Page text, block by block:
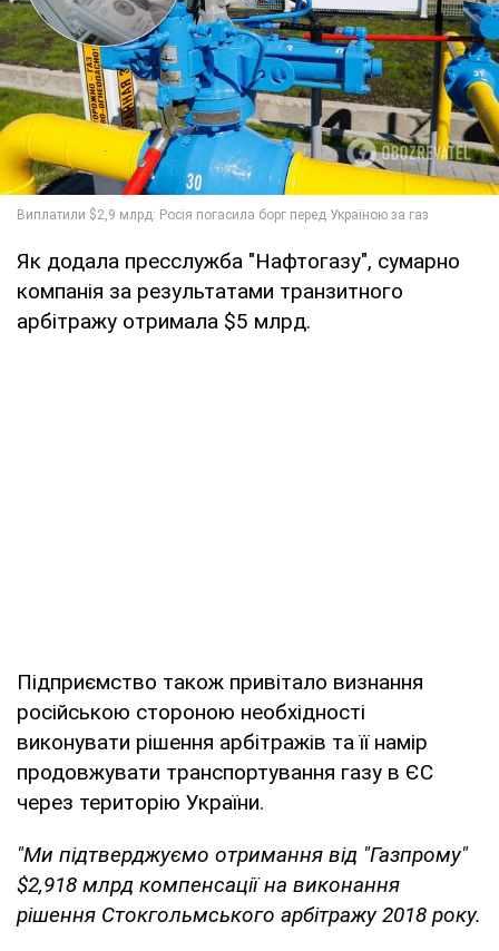
Як додала пресслужба "Нафтогазу", сумарно
компанія за результатами транзитного
арбітражу отримала $5 млрд.
Підприємство також привітало визнання
російською стороною необхідності
виконувати рішення арбітражів та її намір
продовжувати транспортування газу в ЄС
через територію України.
"Ми підтверджуємо отримання від "Газпрому"
$2,918 млрд компенсації на виконання
рішення Стокгольмського арбітражу 2018 року.